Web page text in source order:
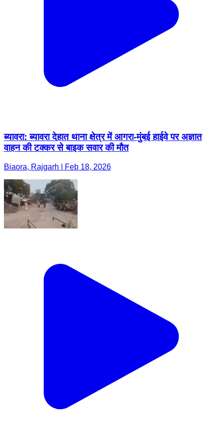
ब्यावरा: ब्यावरा देहात थाना क्षेत्र में आगरा-मुंबई हाईवे पर अज्ञात
वाहन की टक्कर से बाइक सवार की मौत
Biaora, Rajgarh | Feb 18, 2026